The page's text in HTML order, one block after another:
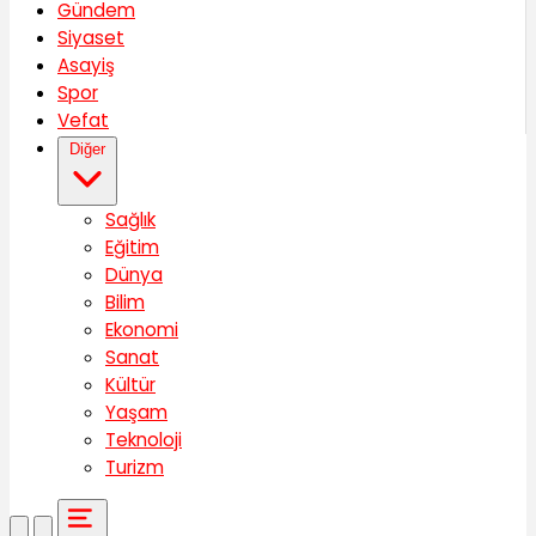
Gündem
Siyaset
Asayiş
Spor
Vefat
Diğer
Sağlık
Eğitim
Dünya
Bilim
Ekonomi
Sanat
Kültür
Yaşam
Teknoloji
Turizm